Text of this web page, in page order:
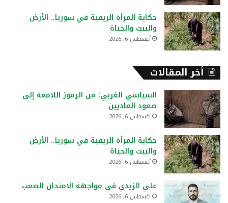
حكاية المرأة الريفية في سوريا.. الأرض
والبيت والحياة
أغسطس 6, 2026
أخر المقالات
السياسي الغربي: من الرموز اللامعة إلى
صعود العاديين
أغسطس 6, 2026
حكاية المرأة الريفية في سوريا.. الأرض
والبيت والحياة
أغسطس 6, 2026
علي الزيدي في مواجهة الامتحان الصعب
أغسطس 6, 2026